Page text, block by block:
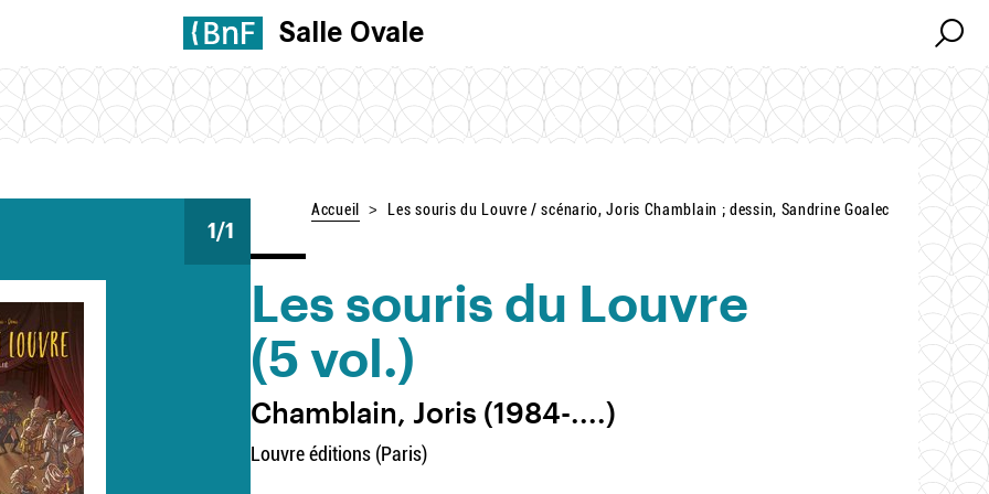
Salle Ovale Search
Search
Accueil Les souris du Louvre / scénario, Joris Chamblain ; dessin, Sandrine Goalec
1/1
Les souris du Louvre
(5 vol.)
Chamblain, Joris (1984-....)
Louvre éditions (Paris)